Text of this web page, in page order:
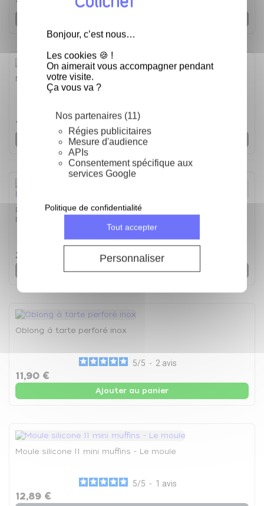
Bonjour, c’est nous…
Les cookies 🍪 !
On aimerait vous accompagner pendant
votre visite.
Ça vous va ?
Nos partenaires (11)
Régies publicitaires
Mesure d'audience
APIs
Consentement spécifique aux
services Google
Tout accepter
Personnaliser
Politique de confidentialité
12,89 €
Moule silicone 18 mini savarins - Le moule
5/
12,89 €
Voir
Portionneur à glace - 20 boules/litre - Portionneur 20
boules/litre
4.9/5-
22avis
34,80 €
Voir
Oblong à tarte perforé inox
5/5 - 2 avis
11,90 €
Ajouter au panier
Moule silicone 11 mini muffins - Le moule
5/5 - 1 avis
12,89 €